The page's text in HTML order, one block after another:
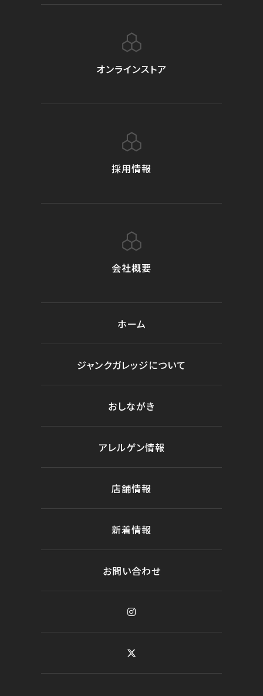
オンラインストア
採用情報
会社概要
ホーム
ジャンクガレッジについて
おしながき
アレルゲン情報
店舗情報
新着情報
お問い合わせ